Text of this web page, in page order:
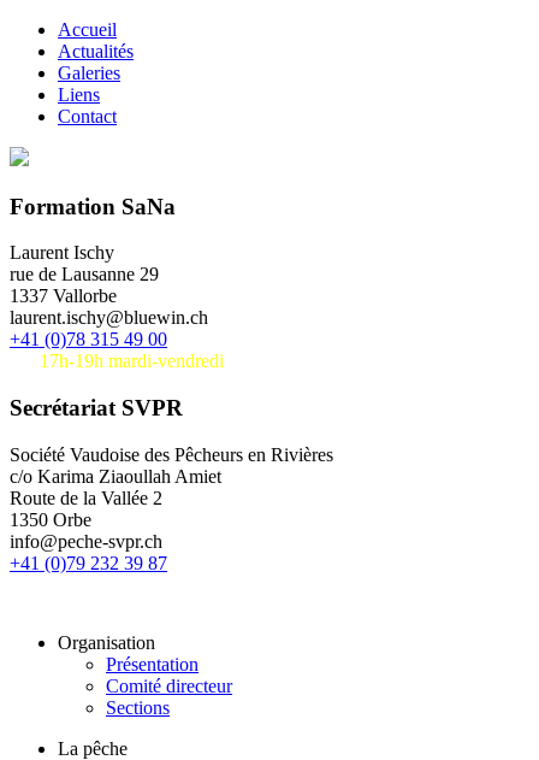
Accueil
Actualités
Galeries
Liens
Contact
Formation SaNa
Laurent Ischy
rue de Lausanne 29
1337 Vallorbe
laurent.ischy@bluewin.ch
+41 (0)78 315 49 00
17h-19h mardi-vendredi
Secrétariat SVPR
Société Vaudoise des Pêcheurs en Rivières
c/o Karima Ziaoullah Amiet
Route de la Vallée 2
1350 Orbe
info@peche-svpr.ch
+41 (0)79 232 39 87
Organisation
Présentation
Comité directeur
Sections
La pêche